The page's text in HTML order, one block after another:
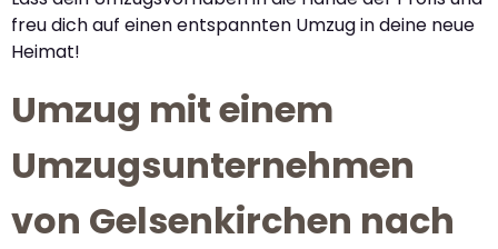
freu dich auf einen entspannten Umzug in deine neue
Heimat!
Umzug mit einem
Umzugsunternehmen
von Gelsenkirchen nach